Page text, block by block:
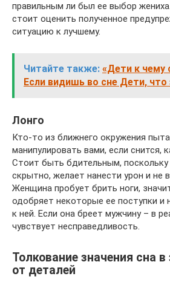
правильным ли был ее выбор
стоит оценить полученное
ситуацию к лучшему.
Читайте также: «Дети к чему
Если видишь во сне Дети, что
Лонго
Кто-то из ближнего окружения
манипулировать вами, если снится,
Стоит быть бдительным, поскольку
скрытно, желает нанести урон и не
Женщина пробует брить ноги,
одобряет некоторые ее поступки и
к ней. Если она бреет мужчину – в
чувствует несправедливость.
Толкование значения сна
от деталей